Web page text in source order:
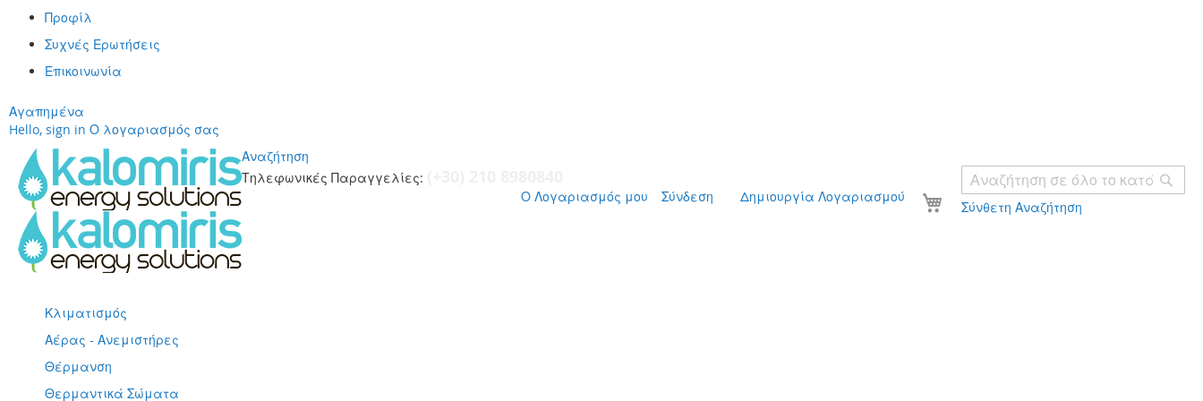
Προφίλ
Συχνές Ερωτήσεις
Επικοινωνία
Αγαπημένα
Hello, sign in Ο λογαριασμός σας
Αναζήτηση
Σύνθετη Αναζήτηση
Τηλεφωνικές Παραγγελίες:
Το καλάθι σας
Ο Λογαριασμός μου Σύνδεση Δημιουργία Λογαριασμού
περιεχόμενο
Κλιματισμός
Αέρας - Ανεμιστήρες
Θέρμανση
Θερμαντικά Σώματα